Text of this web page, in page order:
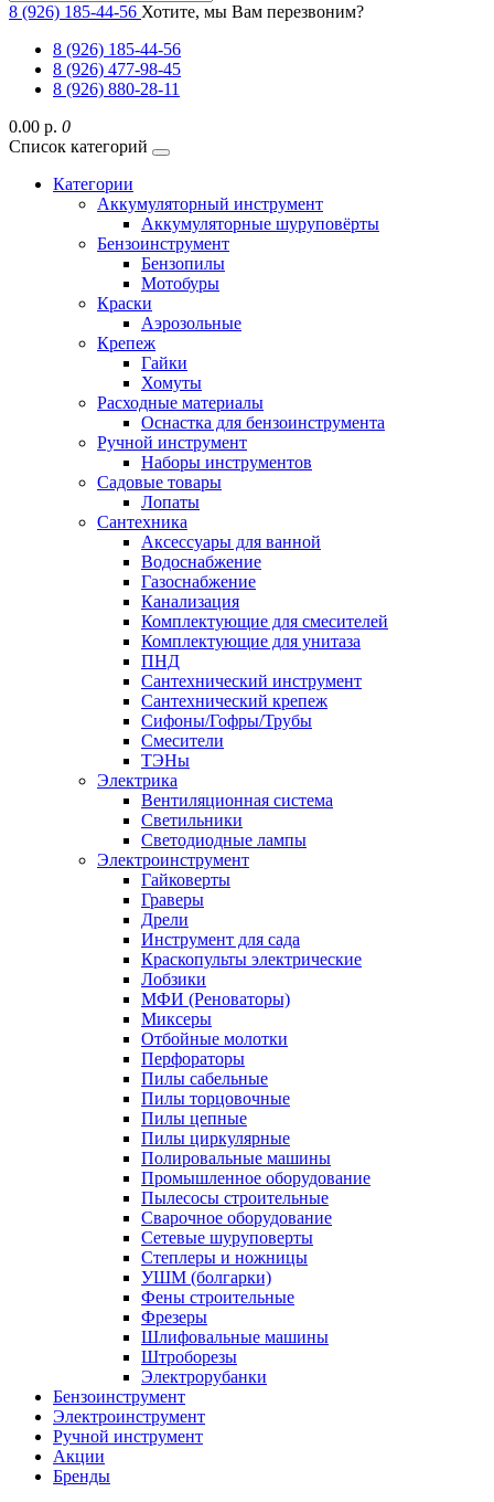
8 (926) 185-44-56 Хотите, мы Вам перезвоним?
8 (926) 185-44-56
8 (926) 477-98-45
8 (926) 880-28-11
0.00 р. 0
Список категорий
Категории
Аккумуляторный инструмент
Аккумуляторные шуруповёрты
Бензоинструмент
Бензопилы
Мотобуры
Краски
Аэрозольные
Крепеж
Гайки
Хомуты
Расходные материалы
Оснастка для бензоинструмента
Ручной инструмент
Наборы инструментов
Садовые товары
Лопаты
Сантехника
Аксессуары для ванной
Водоснабжение
Газоснабжение
Канализация
Комплектующие для смесителей
Комплектующие для унитаза
ПНД
Сантехнический инструмент
Сантехнический крепеж
Сифоны/Гофры/Трубы
Смесители
ТЭНы
Электрика
Вентиляционная система
Светильники
Светодиодные лампы
Электроинструмент
Гайковерты
Граверы
Дрели
Инструмент для сада
Краскопульты электрические
Лобзики
МФИ (Реноваторы)
Миксеры
Отбойные молотки
Перфораторы
Пилы сабельные
Пилы торцовочные
Пилы цепные
Пилы циркулярные
Полировальные машины
Промышленное оборудование
Пылесосы строительные
Сварочное оборудование
Сетевые шуруповерты
Степлеры и ножницы
УШМ (болгарки)
Фены строительные
Фрезеры
Шлифовальные машины
Штроборезы
Электрорубанки
Бензоинструмент
Электроинструмент
Ручной инструмент
Акции
Бренды